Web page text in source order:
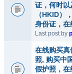
证，何时以
（HKID）
身份证，在
Last post by
在线购买
照, 购买中
假护照，在